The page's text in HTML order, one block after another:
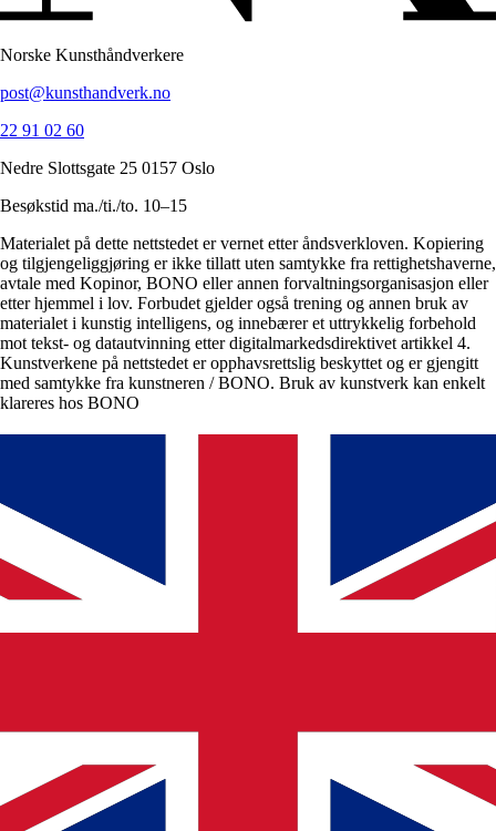
Norske Kunsthåndverkere
post@kunsthandverk.no
22 91 02 60
Nedre Slottsgate 25 0157 Oslo
Besøkstid ma./ti./to. 10–15
Materialet på dette nettstedet er vernet etter åndsverkloven. Kopiering
og tilgjengeliggjøring er ikke tillatt uten samtykke fra rettighetshaverne,
avtale med Kopinor, BONO eller annen forvaltningsorganisasjon eller
etter hjemmel i lov. Forbudet gjelder også trening og annen bruk av
materialet i kunstig intelligens, og innebærer et uttrykkelig forbehold
mot tekst- og datautvinning etter digitalmarkedsdirektivet artikkel 4.
Kunstverkene på nettstedet er opphavsrettslig beskyttet og er gjengitt
med samtykke fra kunstneren / BONO. Bruk av kunstverk kan enkelt
klareres hos BONO